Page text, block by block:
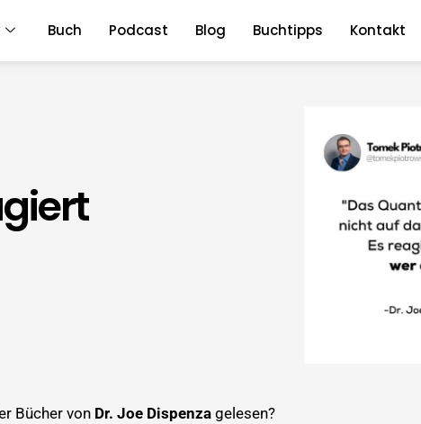
Buch Podcast Blog Buchtipps Kontakt
Bücher von Dr. Joe Dispenza gelesen?